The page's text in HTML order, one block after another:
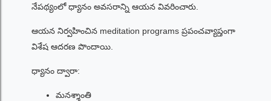
నేపథ్యంలో ధ్యానం అవసరాన్ని ఆయన వివరించారు.
ఆయన నిర్వహించిన meditation programs ప్రపంచవ్యాప్తంగా
విశేష ఆదరణ పొందాయి.
ధ్యానం ద్వారా:
మనశ్శాంతి